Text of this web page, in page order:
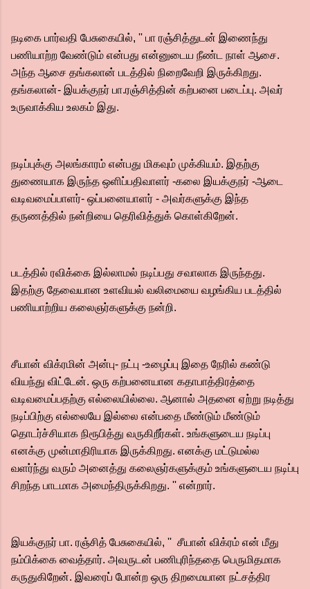
நடிகை பார்வதி பேசுகையில், '' பா ரஞ்சித்துடன் இணைந்து
பணியாற்ற வேண்டும் என்பது என்னுடைய நீண்ட நாள் ஆசை.
அந்த ஆசை தங்கலான் படத்தில் நிறைவேறி இருக்கிறது.
தங்கலான்- இயக்குநர் பா.ரஞ்சித்தின் கற்பனை படைப்பு.‌ அவர்
உருவாக்கிய உலகம் இது.
நடிப்புக்கு அலங்காரம் என்பது மிகவும் முக்கியம். இதற்கு
துணையாக இருந்த ஒளிப்பதிவாளர் -கலை இயக்குநர் -ஆடை
வடிவமைப்பாளர்- ஒப்பனையாளர் - அவர்களுக்கு இந்த
தருணத்தில் நன்றியை தெரிவித்துக் கொள்கிறேன்.
படத்தில் ரவிக்கை இல்லாமல் நடிப்பது சவாலாக இருந்தது.
இதற்கு தேவையான உளவியல் வலிமையை வழங்கிய படத்தில்
பணியாற்றிய கலைஞர்களுக்கு நன்றி.
சீயான் விக்ரமின் அன்பு- நட்பு -உழைப்பு இதை நேரில் கண்டு
வியந்து விட்டேன். ஒரு கற்பனையான கதாபாத்திரத்தை
வடிவமைப்பதற்கு எல்லையில்லை. ஆனால் அதனை ஏற்று நடித்து
நடிப்பிற்கு எல்லையே இல்லை என்பதை மீண்டும் மீண்டும்
தொடர்ச்சியாக நிரூபித்து வருகிறீர்கள். உங்களுடைய நடிப்பு
எனக்கு முன்மாதிரியாக இருக்கிறது. எனக்கு மட்டுமல்ல
வளர்ந்து வரும் அனைத்து கலைஞர்களுக்கும் உங்களுடைய நடிப்பு
சிறந்த பாடமாக அமைந்திருக்கிறது. '' என்றார்.
இயக்குநர் பா. ரஞ்சித் பேசுகையில், '' சீயான் விக்ரம் என் மீது
நம்பிக்கை வைத்தார். அவருடன் பணிபுரிந்ததை பெருமிதமாக
கருதுகிறேன். இவரைப் போன்ற ஒரு திறமையான நட்சத்திர